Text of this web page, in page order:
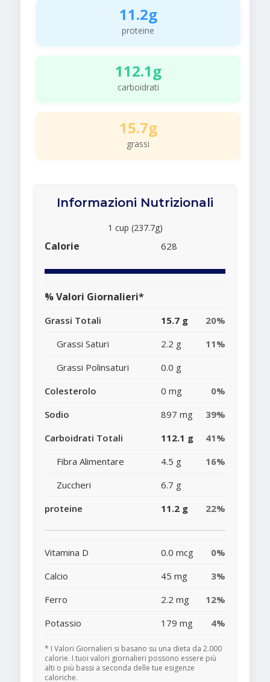
11.2g
proteine
112.1g
carboidrati
15.7g
grassi
Informazioni Nutrizionali
1 cup (237.7g)
Calorie 628
% Valori Giornalieri*
Grassi Totali 15.7 g
20%
Grassi Saturi
2.2 g
11%
Grassi Polinsaturi
0.0 g
Colesterolo
0 mg
0%
Sodio
897 mg
39%
Carboidrati Totali
112.1 g
41%
Fibra Alimentare
4.5 g
16%
Zuccheri
6.7 g
proteine
11.2 g 22%
Vitamina D 0.0 mcg
0%
Calcio
45 mg
3%
Ferro
2.2 mg
12%
Potassio
179 mg 4%
* I Valori Giornalieri si basano su una dieta da 2.000
calorie. I tuoi valori giornalieri possono essere più
alti o più bassi a seconda delle tue esigenze
caloriche.